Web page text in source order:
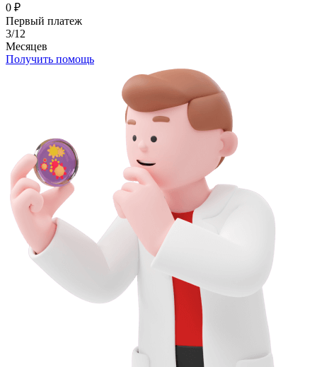
0 ₽
Первый платеж
3/12
Месяцев
Получить помощь